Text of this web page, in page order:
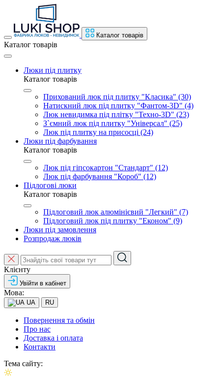
Каталог товарів
Каталог товарів
Люки під плитку
Каталог товарів
Прихований люк під плитку "Класика" (30)
Натискний люк під плитку "Фантом-3D" (4)
Люк невидимка під плітку "Техно-3D" (23)
З`ємний люк під плитку "Універсал" (25)
Люк під плитку на присосці (24)
Люки під фарбування
Каталог товарів
Люк під гіпсокартон "Стандарт" (12)
Люк під фарбування "Короб" (12)
Підлогові люки
Каталог товарів
Підлоговий люк алюмінієвий "Легкий" (7)
Підлоговий люк під плитку "Економ" (9)
Люки під замовлення
Розпродаж люків
Клієнту
Увійти в кабінет
Мова:
UA RU
Повернення та обмін
Про нас
Доставка і оплата
Контакти
Тема сайту: